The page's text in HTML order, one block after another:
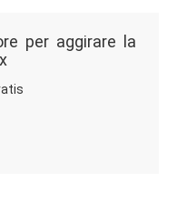
per aggirare la